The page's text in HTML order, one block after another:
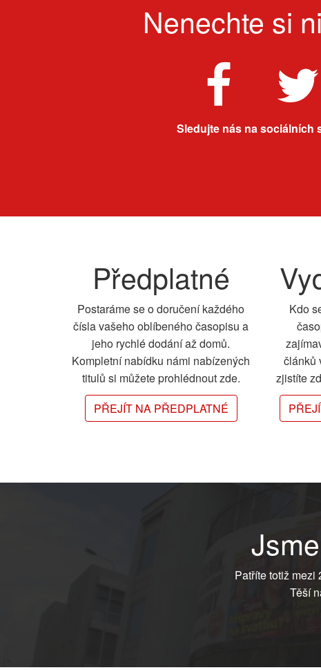
Nenechte si
Sledujte nás na sociálních
Předplatné
Postaráme se o doručení každého
čísla vašeho oblíbeného časopisu a
jeho rychlé dodání až domů.
Kompletní nabídku námi nabízených
titulů si můžete prohlédnout zde.
PŘEJÍT NA PŘEDPLATNÉ
Kdo
článků
zjistíte
Patříte totiž mezi
Těší